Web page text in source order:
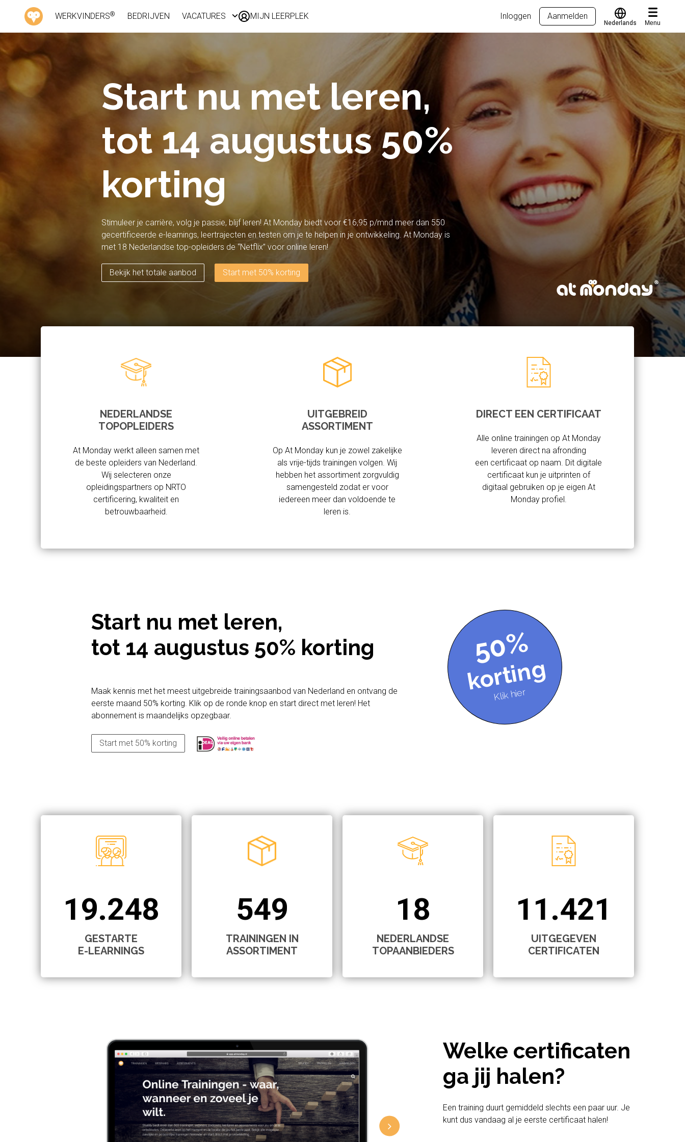
WERKVINDERS® BEDRIJVEN VACATURES MIJN LEERPLEK
Favoriet
Certificaten
Voucher verzilveren
Account en hulp
Start met leren
klantenservice@hobp.nl
Blogs
Talentbehoud V.S. werving en selectie.
Voorwaarden en Privacy
Veelgestelde vragen
Inloggen Aanmelden
Translate
Nederlands Menu
Start nu met leren,
tot 14 augustus 50%
korting
Stimuleer je carrière, volg je passie, blijf leren! At Monday biedt voor €16,95 p/mnd meer dan 550
gecertificeerde e-learnings, leertrajecten en testen om je te helpen in je ontwikkeling. At Monday is
met 18 Nederlandse top-opleiders de “Netflix” voor online leren!
Bekijk het totale aanbod Start met 50% korting
NEDERLANDSE
TOPOPLEIDERS
At Monday werkt alleen samen met
de beste opleiders van Nederland.
Wij selecteren onze
opleidingspartners op NRTO
certificering, kwaliteit en
betrouwbaarheid.
UITGEBREID
ASSORTIMENT
Op At Monday kun je zowel zakelijke
als vrije-tijds trainingen volgen. Wij
hebben het assortiment zorgvuldig
samengesteld zodat er voor
iedereen meer dan voldoende te
leren is.
DIRECT EEN CERTIFICAAT
Alle online trainingen op At Monday
leveren direct na afronding
een certificaat op naam. Dit digitale
certificaat kun je uitprinten of
digitaal gebruiken op je eigen At
Monday profiel.
Start nu met leren,
tot 14 augustus 50% korting
Maak kennis met het meest uitgebreide trainingsaanbod van Nederland en ontvang de
eerste maand 50% korting. Klik op de ronde knop en start direct met leren! Het
abonnement is maandelijks opzegbaar.
Start met 50% korting
50%
korting
Klik hier
19.248
GESTARTE
E-LEARNINGS
549
TRAININGEN IN
ASSORTIMENT
18
NEDERLANDSE
TOPAANBIEDERS
11.421
UITGEGEVEN
CERTIFICATEN
Welke certificaten
ga jij halen?
Een training duurt gemiddeld slechts een paar uur. Je
kunt dus vandaag al je eerste certificaat halen!